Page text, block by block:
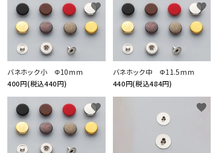
バネホック小 Φ10mm
400円(税込440円)
favorite
バネホック中 Φ11.5mm
440円(税込484円)
favorite
favorite favorite